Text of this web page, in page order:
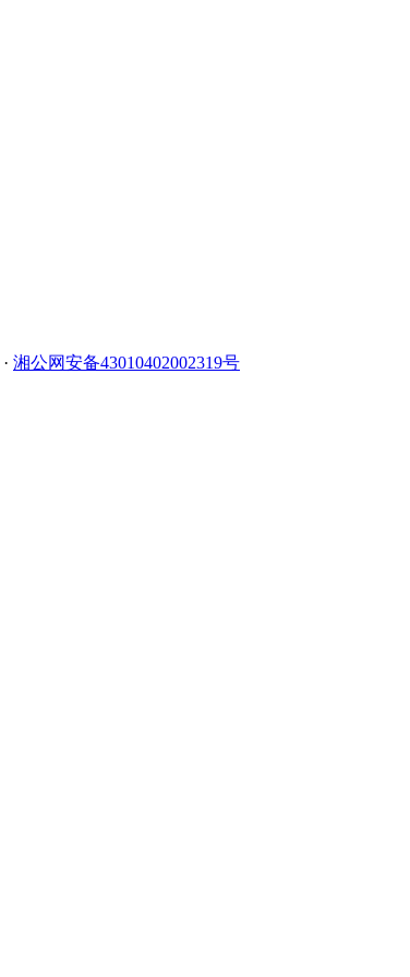
· 湘公网安备43010402002319号